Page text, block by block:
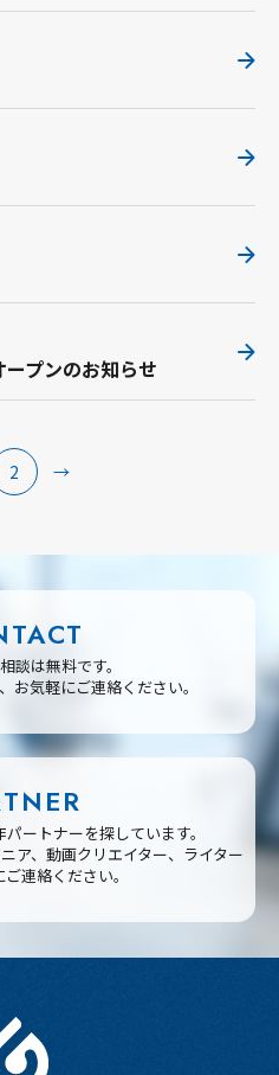
プンのお知らせ
2 →
談は無料です。
お気軽にご連絡ください。
ートナーを探しています。
ア、動画クリエイター、ライター
連絡ください。